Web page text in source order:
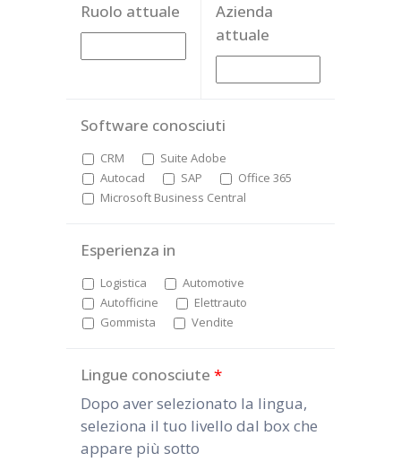
Ruolo attuale
Azienda
attuale
Software conosciuti
CRM
Suite Adobe
Autocad
SAP
Office 365
Microsoft Business Central
Esperienza in
Logistica
Automotive
Autofficine
Elettrauto
Gommista
Vendite
Lingue conosciute *
Dopo aver selezionato la lingua,
seleziona il tuo livello dal box che
appare più sotto